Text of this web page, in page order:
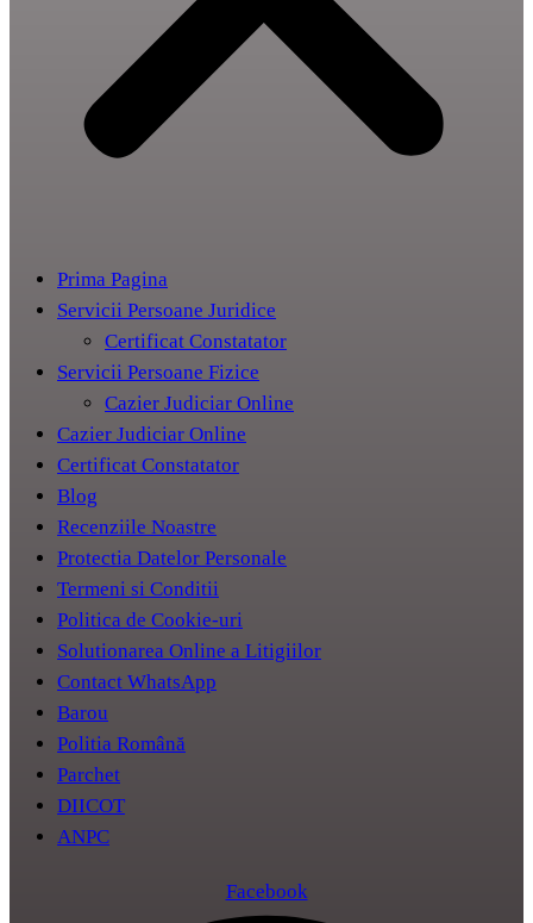
Prima Pagina
Servicii Persoane Juridice
Certificat Constatator
Servicii Persoane Fizice
Cazier Judiciar Online
Cazier Judiciar Online
Certificat Constatator
Blog
Recenziile Noastre
Protectia Datelor Personale
Termeni si Conditii
Politica de Cookie-uri
Solutionarea Online a Litigiilor
Contact WhatsApp
Barou
Politia Română
Parchet
DIICOT
ANPC
Facebook